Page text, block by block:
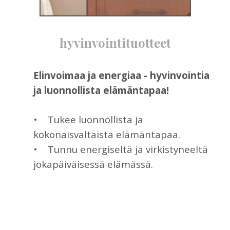
hyvinvointituotteet
Elinvoimaa ja energiaa - hyvinvointia
ja luonnollista elämäntapaa!
• Tukee luonnollista ja
kokonaisvaltaista elämäntapaa.
• Tunnu energiseltä ja virkistyneeltä
jokapäiväisessä elämässä.